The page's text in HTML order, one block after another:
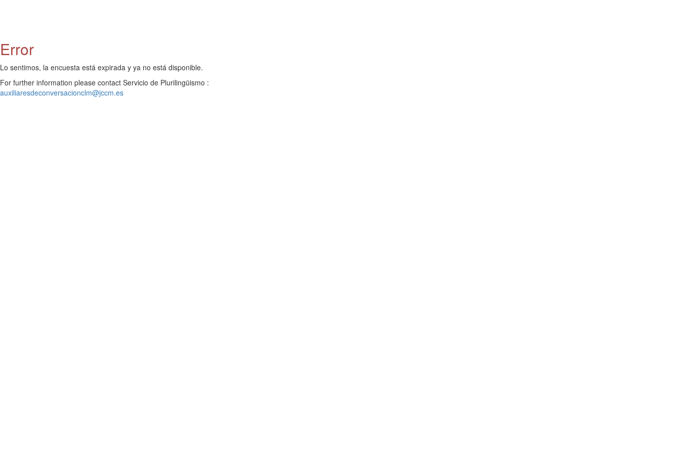
Error
Lo sentimos, la encuesta está expirada y ya no está disponible.
For further information please contact Servicio de Plurilingüismo :
auxiliaresdeconversacionclm@jccm.es